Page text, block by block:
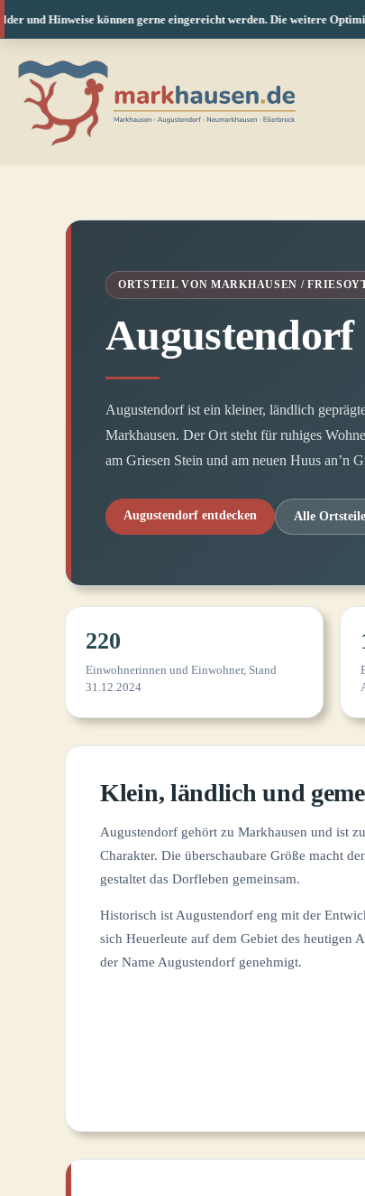
können gerne eingereicht werden. Die weitere Optimierung
Inhalt
springen
ORTSTEIL VON MARKHAUSEN /
Augustendorf
Augustendorf ist ein kleiner, ländlich
Markhausen. Der Ort steht für ruhiges
am Griesen Stein und am neuen Huus an’n
Augustendorf entdecken Alle
220
Einwohnerinnen und Einwohner, Stand
31.12.2024
Klein, ländlich und
Augustendorf gehört zu Markhausen und ist
Charakter. Die überschaubare Größe macht
gestaltet das Dorfleben gemeinsam.
Historisch ist Augustendorf eng mit der
sich Heuerleute auf dem Gebiet des heutigen
der Name Augustendorf genehmigt.